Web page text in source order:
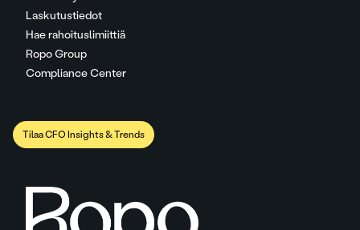
Laskutustiedot
Hae rahoituslimiittiä
Ropo Group
Compliance Center
Tilaa CFO Insights & Trends